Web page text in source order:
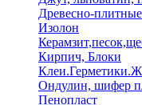
Древесно-
Изолон
Кирпич, Блоки
Ондулин, шифер
Пенопласт